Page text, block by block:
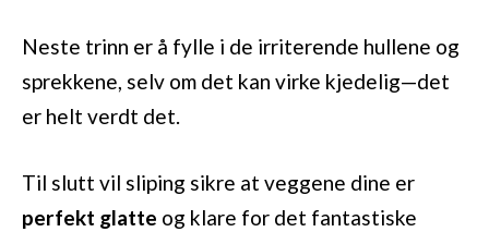
Neste trinn er å fylle i de irriterende hullene og
sprekkene, selv om det kan virke kjedelig—det
er helt verdt det.
Til slutt vil sliping sikre at veggene dine er
perfekt glatte og klare for det fantastiske